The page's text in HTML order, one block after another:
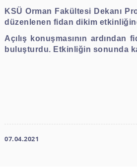
KSÜ Orman Fakültesi Dekanı
düzenlenen fidan dikim
Açılış konuşmasının
buluşturdu. Etkinliğin sonunda
07.04.2021